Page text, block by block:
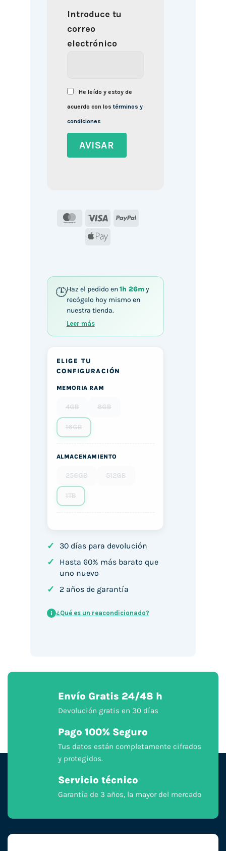
Introduce tu
correo
electrónico
He leído y estoy de
acuerdo con lostérminos y
condiciones
MasterCard
Visa
PayPal
Apple
Haz el pedido en1h 26my
recógelo hoy mismo en
nuestra tienda.
Leer más
ELIGE TU
CONFIGURACIÓN
MEMORIA RAM
4GB 8GB
16GB
ALMACENAMIENTO
256GB 512GB
1TB
✓ 30 días para devolución
✓
Hasta 60% más barato que
uno nuevo
✓ 2 años de garantía
i ¿Qué es un reacondicionado?
Envío Gratis 24/48 h
Devolución gratis en 30 días
Pago 100% Seguro
Tus datos están completamente cifrados
y protegidos.
Servicio técnico
Garantía de 3 años, la mayor del mercado